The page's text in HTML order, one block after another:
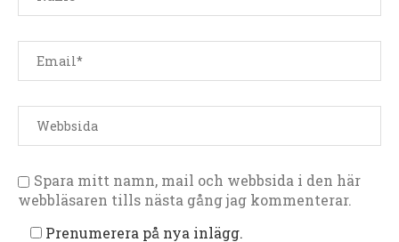
Spara mitt namn, mail och webbsida i den här
webbläsaren tills nästa gång jag kommenterar.
Prenumerera på nya inlägg.